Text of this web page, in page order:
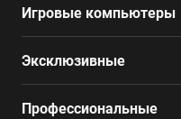
Игровые компьютеры
Эксклюзивные
Профессиональные